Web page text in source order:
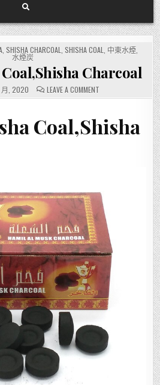
SHISHA CHARCOAL SHISHA COAL 中東水煙
水煙炭
Charcoal
月, 2020 LEAVE A COMMENT
水
COAL,SHISHA
CHARCOAL
Coal,Shisha